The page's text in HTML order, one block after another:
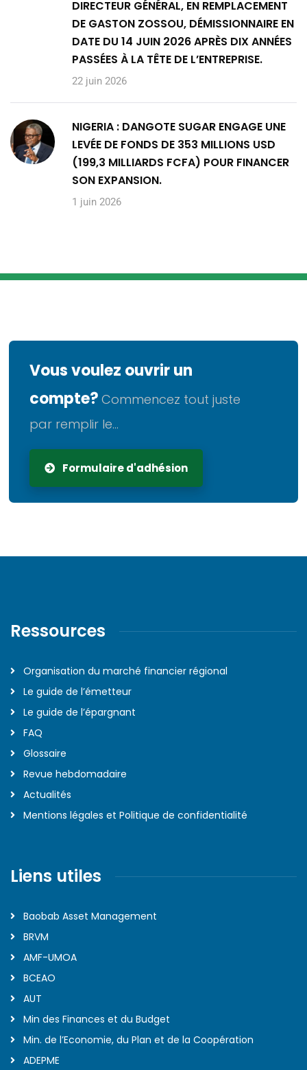
DIRECTEUR GÉNÉRAL, EN REMPLACEMENT
DE GASTON ZOSSOU, DÉMISSIONNAIRE EN
DATE DU 14 JUIN 2026 APRÈS DIX ANNÉES
PASSÉES À LA TÊTE DE L’ENTREPRISE.
22 juin 2026
NIGERIA : DANGOTE SUGAR ENGAGE UNE
LEVÉE DE FONDS DE 353 MILLIONS USD
(199,3 MILLIARDS FCFA) POUR FINANCER
SON EXPANSION.
1 juin 2026
Vous voulez ouvrir un
compte? Commencez tout juste
par remplir le...
Formulaire d'adhésion
Ressources
Organisation du marché financier régional
Le guide de l’émetteur
Le guide de l’épargnant
FAQ
Glossaire
Revue hebdomadaire
Actualités
Mentions légales et Politique de confidentialité
Liens utiles
Baobab Asset Management
BRVM
AMF-UMOA
BCEAO
AUT
Min des Finances et du Budget
Min. de l’Economie, du Plan et de la Coopération
ADEPME